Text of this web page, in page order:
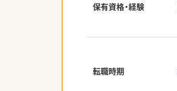
保有資格・経験
転職時期